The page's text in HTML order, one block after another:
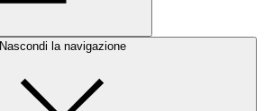
Nascondi la navigazione